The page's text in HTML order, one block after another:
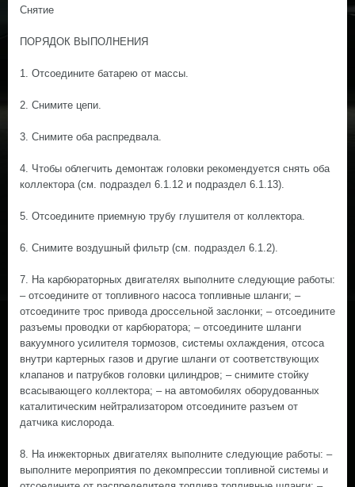
Снятие
ПОРЯДОК ВЫПОЛНЕНИЯ
1. Отсоедините батарею от массы.
2. Снимите цепи.
3. Снимите оба распредвала.
4. Чтобы облегчить демонтаж головки рекомендуется снять оба
коллектора (см. подраздел 6.1.12 и подраздел 6.1.13).
5. Отсоедините приемную трубу глушителя от коллектора.
6. Снимите воздушный фильтр (см. подраздел 6.1.2).
7. На карбюраторных двигателях выполните следующие работы:
– отсоедините от топливного насоса топливные шланги; –
отсоедините трос привода дроссельной заслонки; – отсоедините
разъемы проводки от карбюратора; – отсоедините шланги
вакуумного усилителя тормозов, системы охлаждения, отсоса
внутри картерных газов и другие шланги от соответствующих
клапанов и патрубков головки цилиндров; – снимите стойку
всасывающего коллектора; – на автомобилях оборудованных
каталитическим нейтрализатором отсоедините разъем от
датчика кислорода.
8. На инжекторных двигателях выполните следующие работы: –
выполните мероприятия по декомпрессии топливной системы и